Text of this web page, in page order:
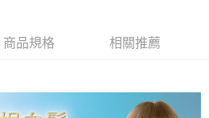
意申辦者引起之損失，本公司不負相關責
他人資訊註冊。若發現惡意使用之情形，
上)免運費
商品規格 相關推薦